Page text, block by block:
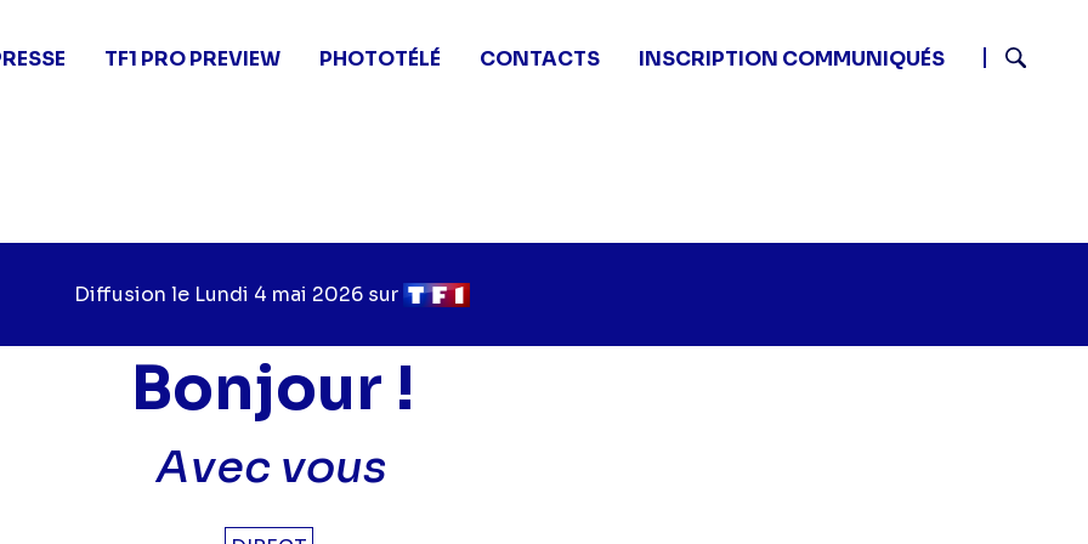
TF1 PRO PREVIEW PHOTOTÉLÉ CONTACTS
INSCRIPTION COMMUNIQUÉS
Diffusion le Jour
diffusion
Lundi 4 mai 2026 surChaîne
diffusion
Bonjour !
Avec vous